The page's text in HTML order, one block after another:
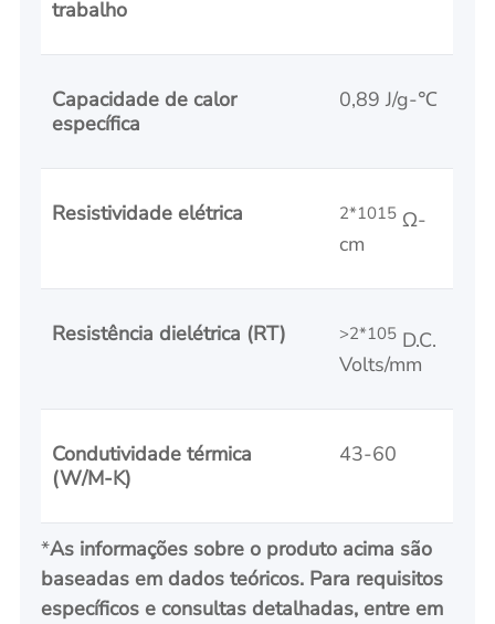
trabalho
Capacidade de calor
específica
0,89 J/g-℃
Resistividade elétrica 2*1015Ω-
cm
Resistência dielétrica (RT) >2*105D.C.
Volts/mm
Condutividade térmica
(W/M-K)
43-60
*As informações sobre o produto acima são
baseadas em dados teóricos. Para requisitos
específicos e consultas detalhadas, entre em